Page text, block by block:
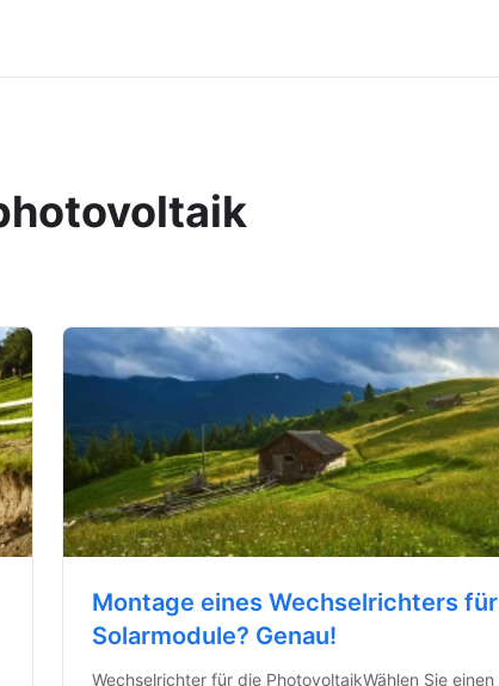
Montage eines Wechselrichters für
Solarmodule? Genau!
Wechselrichter für die PhotovoltaikWählen Sie einen